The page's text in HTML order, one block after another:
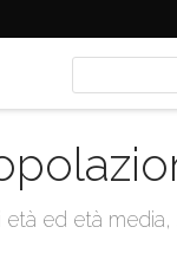
ed età media,